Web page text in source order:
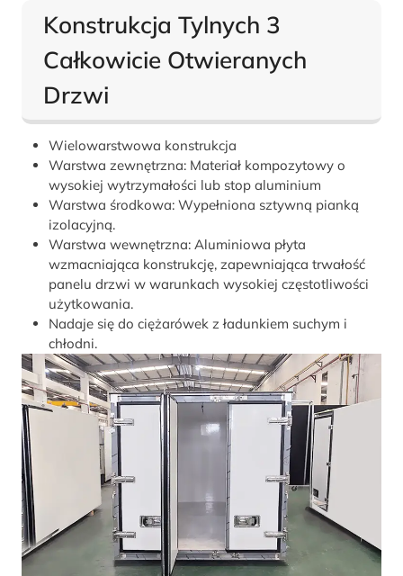
Konstrukcja Tylnych 3
Całkowicie Otwieranych
Drzwi
Wielowarstwowa konstrukcja
Warstwa zewnętrzna: Materiał kompozytowy o
wysokiej wytrzymałości lub stop aluminium
Warstwa środkowa: Wypełniona sztywną pianką
izolacyjną.
Warstwa wewnętrzna: Aluminiowa płyta
wzmacniająca konstrukcję, zapewniająca trwałość
panelu drzwi w warunkach wysokiej częstotliwości
użytkowania.
Nadaje się do ciężarówek z ładunkiem suchym i
chłodni.